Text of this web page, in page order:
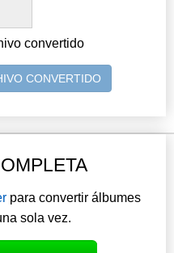
convertido
CONVERTIDO
para convertir álbumes
sola vez.